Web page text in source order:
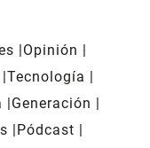
Opinión
Tecnología
Generación
Pódcast